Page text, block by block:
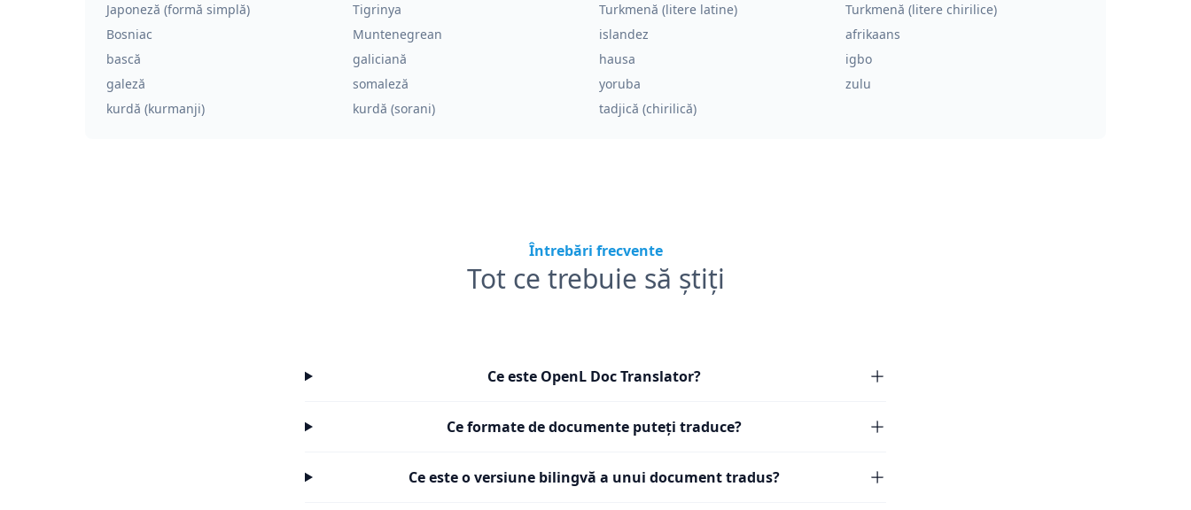
Japoneză (formă simplă)
Tigrinya Turkmenă (litere latine)
Turkmenă (litere chirilice)
Bosniac
Muntenegrean islandez
afrikaans
bască
galiciană hausa
igbo
galeză
somaleză yoruba
zulu
kurdă (kurmanji)
kurdă (sorani) tadjică (chirilică)
Întrebări frecvente
Tot ce trebuie să știți
Ce este OpenL Doc Translator?
Ce formate de documente puteți traduce?
Ce este o versiune bilingvă a unui document tradus?